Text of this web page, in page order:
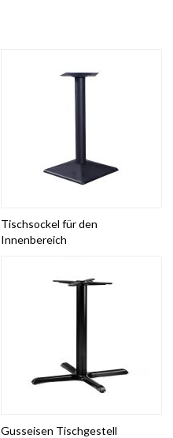
Tischsockel für den
Innenbereich
Gusseisen Tischgestell